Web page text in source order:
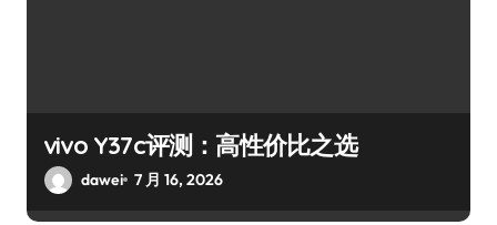
vivo Y37c评测：高性价比之选
dawei 7 月 16, 2026